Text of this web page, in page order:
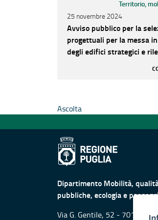
Territorio,
25 novembre 2024
Avviso pubblico per la
progettuali per la messa
degli edifici strategici e
Ascolta
Dipartimento Mobilità,
pubbliche, ecologia e
Via G. Gentile, 52 - 70126